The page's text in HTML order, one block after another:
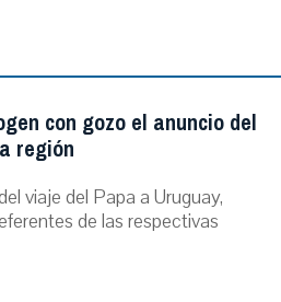
con gozo el anuncio del
región
viaje del Papa a Uruguay,
de las respectivas